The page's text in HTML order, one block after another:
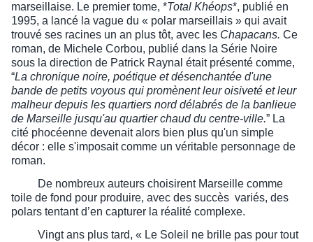
marseillaise. Le premier tome, *Total Khéops*, publié en
1995, a lancé la vague du « polar marseillais » qui avait
trouvé ses racines un an plus tôt, avec les Chapacans. Ce
roman, de Michele Corbou, publié dans la Série Noire
sous la direction de Patrick Raynal était présenté comme,
“La chronique noire, poétique et désenchantée d'une
bande de petits voyous qui promènent leur oisiveté et leur
malheur depuis les quartiers nord délabrés de la banlieue
de Marseille jusqu'au quartier chaud du centre-ville.” La
cité phocéenne devenait alors bien plus qu'un simple
décor : elle s'imposait comme un véritable personnage de
roman.
De nombreux auteurs choisirent Marseille comme
toile de fond pour produire, avec des succès variés, des
polars tentant d’en capturer la réalité complexe.
Vingt ans plus tard, « Le Soleil ne brille pas pour tout